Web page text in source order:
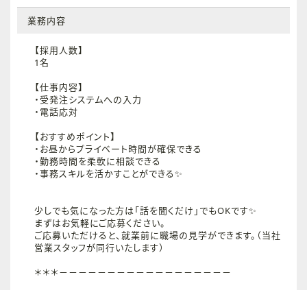
業務内容
【採用人数】
1名
【仕事内容】
・受発注システムへの入力
・電話応対
【おすすめポイント】
・お昼からプライベート時間が確保できる
・勤務時間を柔軟に相談できる
・事務スキルを活かすことができる✨
少しでも気になった方は「話を聞くだけ」でもOKです✨
まずはお気軽にご応募ください。
ご応募いただけると、就業前に職場の見学ができます。（当社
営業スタッフが同行いたします）
＊＊＊－－－－－－－－－－－－－－－－－－